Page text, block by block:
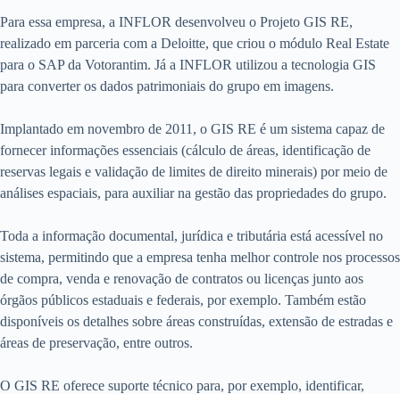
Para essa empresa, a INFLOR desenvolveu o Projeto GIS RE,
realizado em parceria com a Deloitte, que criou o módulo Real Estate
para o SAP da Votorantim. Já a INFLOR utilizou a tecnologia GIS
para converter os dados patrimoniais do grupo em imagens.
Implantado em novembro de 2011, o GIS RE é um sistema capaz de
fornecer informações essenciais (cálculo de áreas, identificação de
reservas legais e validação de limites de direito minerais) por meio de
análises espaciais, para auxiliar na gestão das propriedades do grupo.
Toda a informação documental, jurídica e tributária está acessível no
sistema, permitindo que a empresa tenha melhor controle nos processos
de compra, venda e renovação de contratos ou licenças junto aos
órgãos públicos estaduais e federais, por exemplo. Também estão
disponíveis os detalhes sobre áreas construídas, extensão de estradas e
áreas de preservação, entre outros.
O GIS RE oferece suporte técnico para, por exemplo, identificar,